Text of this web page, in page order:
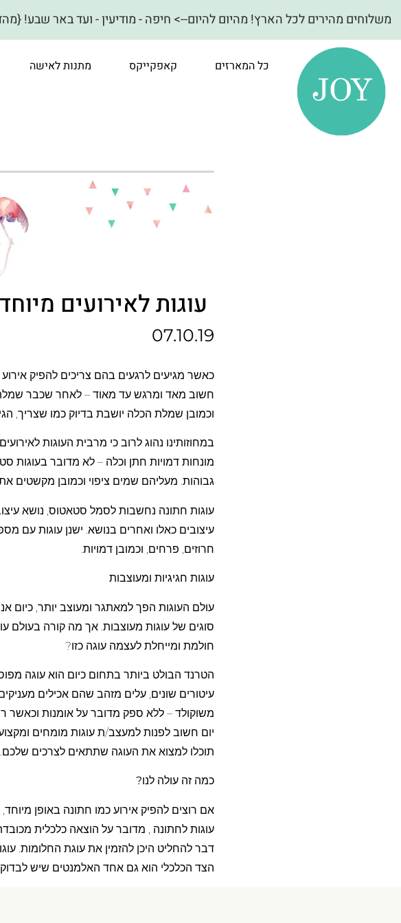
משלוחים מהירים לכל הארץ! מהיום להיום--> חיפה - מודיעין - ועד באר שבע! {מהדרין חלבי} ♥ משלוחים מהיום להיום
כל המארזים קאפקייקס מתנות לאישה
עוגות לאירועים
07.10.19
כאשר מגיעים לרגעים בהם צריכים להפיק
חשוב מאד ומרגש עד מאוד – לאחר שכבר שמלת
וכמובן שמלת הכלה יושבת בדיוק כמו שצריך,
במחוזותינו נהוג לרוב כי מרבית העוגות
מונחות דמויות חתן וכלה – לא מדובר בעוגות
גבוהות. מעליהם שמים ציפוי וכמובן מקשטים
עוגות חתונה נחשבות לסמל סטאטוס, נושא
עיצובים כאלו ואחרים בנושא. ישנן עוגות עם
חרוזים, פרחים, וכמובן דמויות.
עוגות חגיגיות ומעוצבות
עולם העוגות הפך למאתגר ומעוצב יותר, כיום
סוגים של עוגות מעוצבות. אך מה קורה בעולם
חולמת ומייחלת לעצמה עוגה כזו?
הטרנד הבולט ביותר בתחום כיום הוא עוגה
עיטורים שונים, עלים מזהב שהם אכילים
משוקולד – ללא ספק מדובר על אומנות וכאשר
יום חשוב לפנות למעצב/ת עוגות מומחים
תוכלו למצוא את העוגה שתתאים לצרכים שלכם.
כמה זה עולה לנו?
אם רוצים להפיק אירוע כמו חתונה באופן
עוגות לחתונה , מדובר על הוצאה כלכלית
דבר להחליט היכן להזמין את עוגת החלומות.
הצד הכלכלי הוא גם אחד האלמנטים שיש